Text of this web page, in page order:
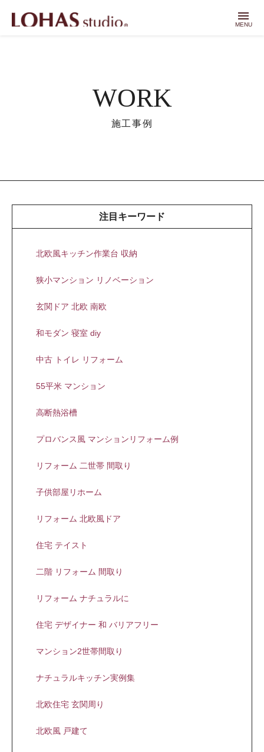
menu
MENU
WORK
施工事例
注目キーワード
北欧風キッチン作業台 収納
狭小マンション リノベーション
玄関ドア 北欧 南欧
和モダン 寝室 diy
中古 トイレ リフォーム
55平米 マンション
高断熱浴槽
プロバンス風 マンションリフォーム例
リフォーム 二世帯 間取り
子供部屋リホーム
リフォーム 北欧風ドア
住宅 テイスト
二階 リフォーム 間取り
リフォーム ナチュラルに
住宅 デザイナー 和 バリアフリー
マンション2世帯間取り
ナチュラルキッチン実例集
北欧住宅 玄関周り
北欧風 戸建て